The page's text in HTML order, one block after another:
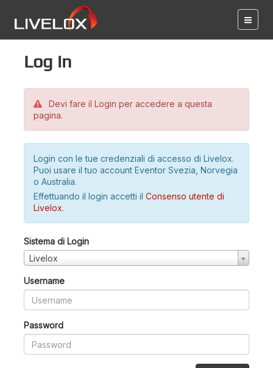
Log in
Devi fare il Login per accedere a questa
pagina.
Login con le tue credenziali di accesso di Livelox.
Puoi usare il tuo account Eventor Svezia, Norvegia
o Australia.
Effettuando il login accetti il Consenso utente di
Livelox.
Sistema di Login
Livelox
Username
Password